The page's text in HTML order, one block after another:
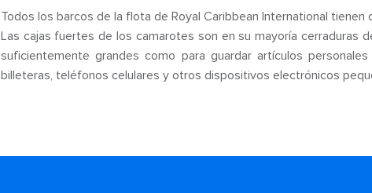
Todos los barcos de la flota de Royal Caribbean International
Las cajas fuertes de los camarotes son en su mayoría cerraduras
suficientemente grandes como para guardar artículos
billeteras, teléfonos celulares y otros dispositivos electrónicos